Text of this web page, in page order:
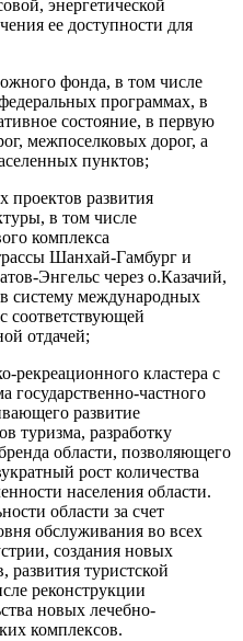
энергетической
ее доступности для
фонда, в том числе
программах, в
состояние, в первую
межпоселковых дорог, а
пунктов;
проектов развития
в том числе
комплекса
Шанхай-Гамбург и
Энгельс через о.Казачий,
систему международных
соответствующей
отдачей;
рекреационного кластера с
государственно-частного
развитие
туризма, разработку
области, позволяющего
рост количества
населения области.
области за счет
обслуживания во всех
создания новых
развития туристской
реконструкции
новых лечебно-
комплексов.